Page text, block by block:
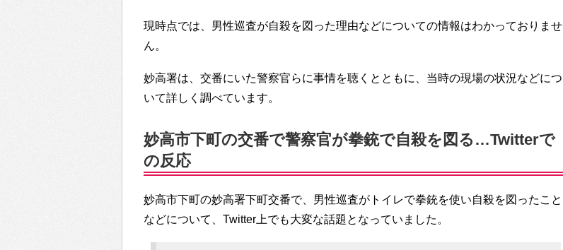
現時点では、男性巡査が自殺を図った理由などについての情報はわかっておりませ
ん。
妙高署は、交番にいた警察官らに事情を聴くとともに、当時の現場の状況などにつ
いて詳しく調べています。
妙高市下町の交番で警察官が拳銃で自殺を図る…Twitterで
の反応
妙高市下町の妙高署下町交番で、男性巡査がトイレで拳銃を使い自殺を図ったこと
などについて、Twitter上でも大変な話題となっていました。